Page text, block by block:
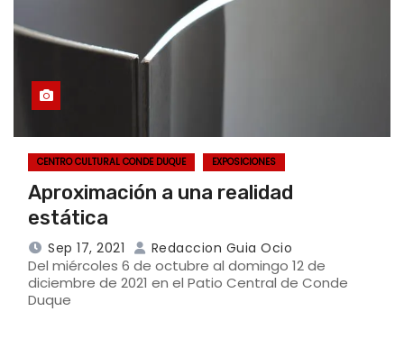
CENTRO CULTURAL CONDE DUQUE EXPOSICIONES
Aproximación a una realidad
estática
Sep 17, 2021 Redaccion Guia Ocio
Del miércoles 6 de octubre al domingo 12 de
diciembre de 2021 en el Patio Central de Conde
Duque